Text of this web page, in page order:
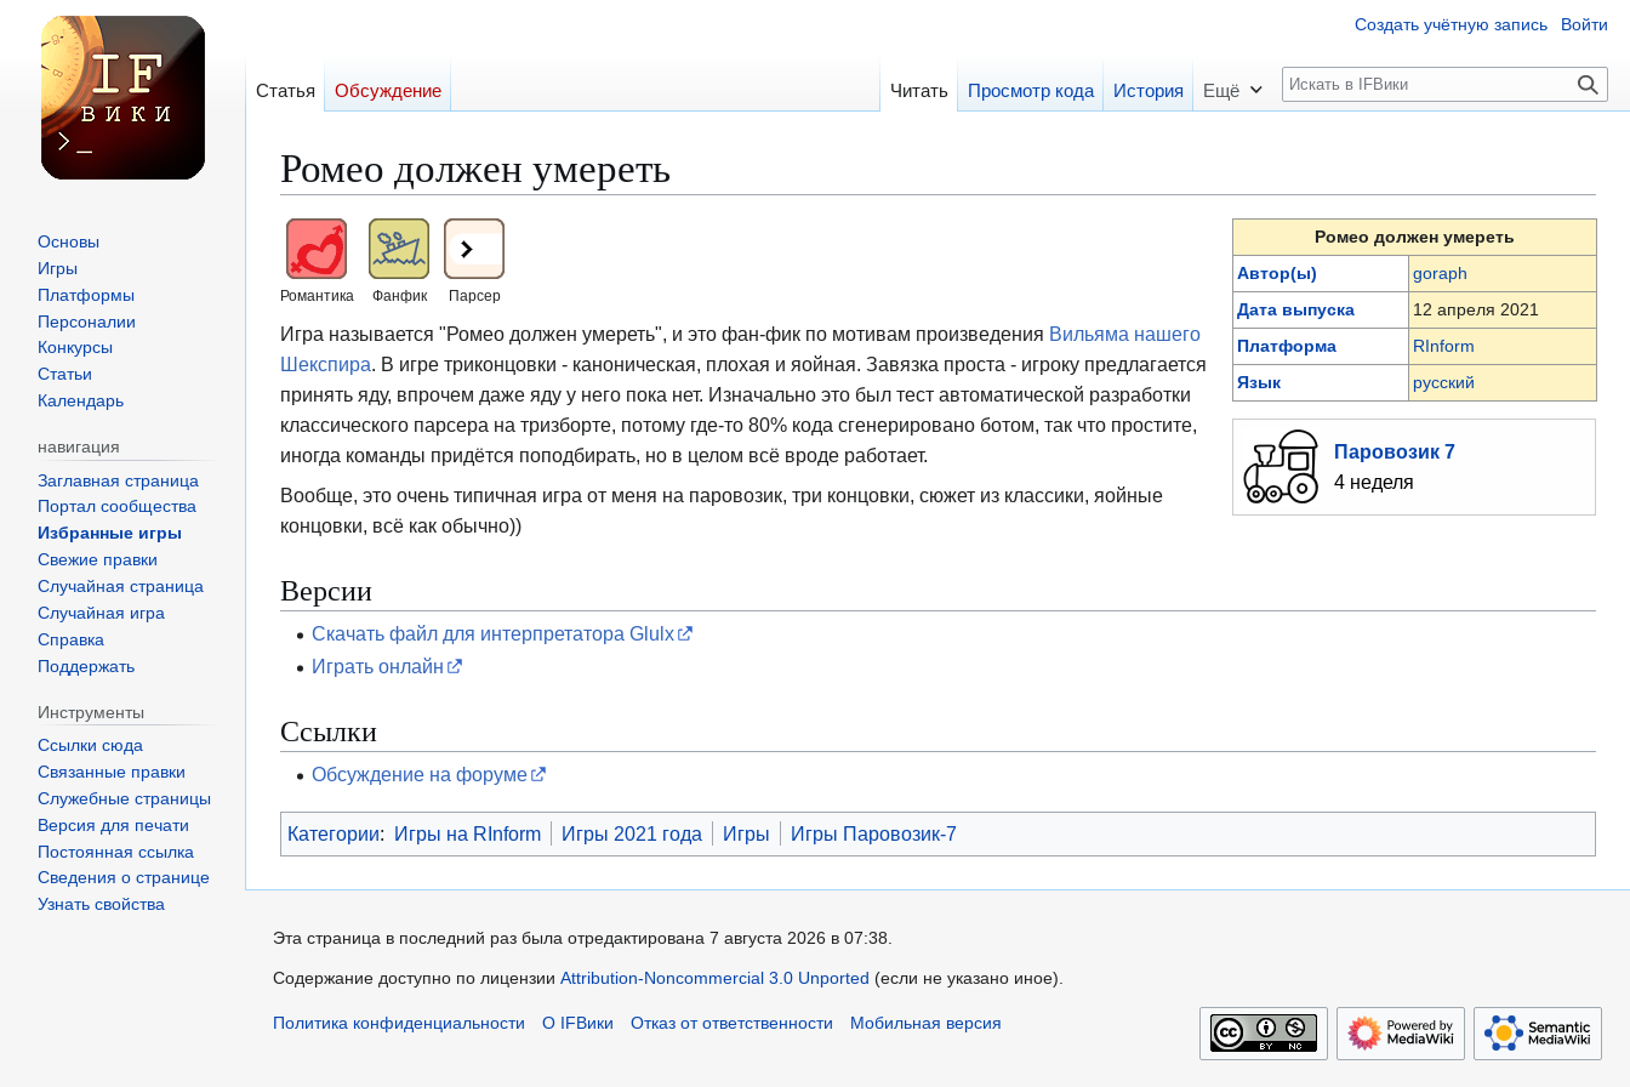
Ромео должен умереть
Перейти
навигации
Перейти
поиску
Ромео должен умереть
Автор(ы)
goraph
Дата выпуска
12 апреля 2021
Платформа
RInform
Язык
русский
Романтика Фанфик Парсер
Паровозик 7
4 неделя
Игра называется "Ромео должен умереть", и это фан-фик по мотивам произведения Вильяма нашего
Шекспира. В игре триконцовки - каноническая, плохая и яойная. Завязка проста - игроку предлагается
принять яду, впрочем даже яду у него пока нет. Изначально это был тест автоматической разработки
классического парсера на тризборте, потому где-то 80% кода сгенерировано ботом, так что простите,
иногда команды придётся поподбирать, но в целом всё вроде работает.
Вообще, это очень типичная игра от меня на паровозик, три концовки, сюжет из классики, яойные
концовки, всё как обычно))
Версии
Скачать файл для интерпретатора Glulx
Играть онлайн
Ссылки
Обсуждение на форуме
Категории: Игры на RInform Игры 2021 года Игры Игры Паровозик-7
Создать учётную запись Войти
Статья Обсуждение Читать Просмотр кода История Ещё
П
о
к
Основы
Игры
Платформы
Персоналии
Конкурсы
Статьи
Календарь
навигация
Заглавная страница
Портал сообщества
Избранные игры
Свежие правки
Случайная страница
Случайная игра
Справка
Поддержать
Инструменты
Ссылки сюда
Связанные правки
Служебные страницы
Версия для печати
Постоянная ссылка
Сведения о странице
Узнать свойства
Эта страница в последний раз была отредактирована 7 августа 2026 в 07:38.
Содержание доступно по лицензииAttribution-Noncommercial 3.0 Unported (если не указано иное).
Политика конфиденциальности О IFВики Отказ от ответственности Мобильная версия